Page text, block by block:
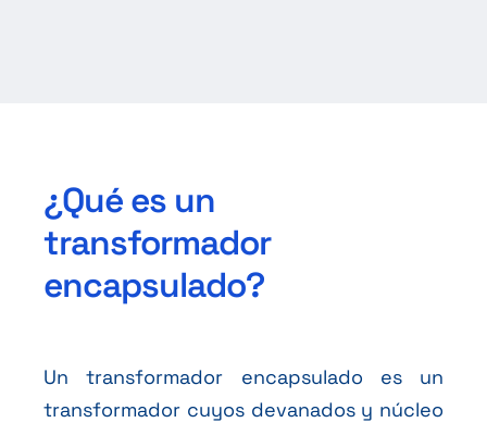
¿Qué es un
transformador
encapsulado?
Un transformador encapsulado es un
transformador cuyos devanados y núcleo